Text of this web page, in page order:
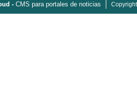
- CMS para portales de noticias